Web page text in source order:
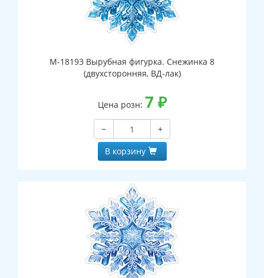
М-18193 Вырубная фигурка. Снежинка 8
(двухсторонняя, ВД-лак)
Цена розн: 7 ₽
−
+
В корзину